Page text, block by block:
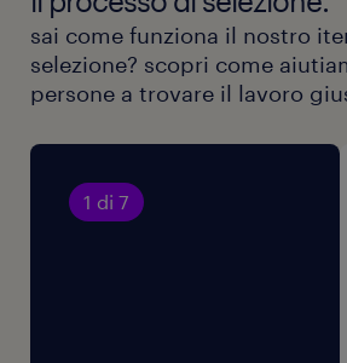
sai come funziona il nostro
selezione? scopri come
persone a trovare il lavoro
1 di 7